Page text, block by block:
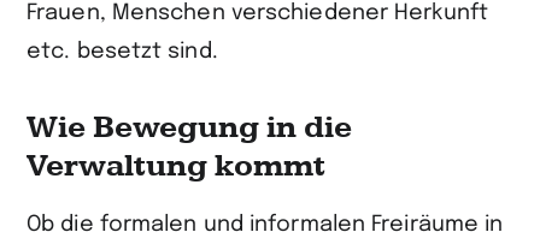
Frauen, Menschen verschiedener Herkunft
etc. besetzt sind.
Wie Bewegung in die
Verwaltung kommt
Ob die formalen und informalen Freiräume in